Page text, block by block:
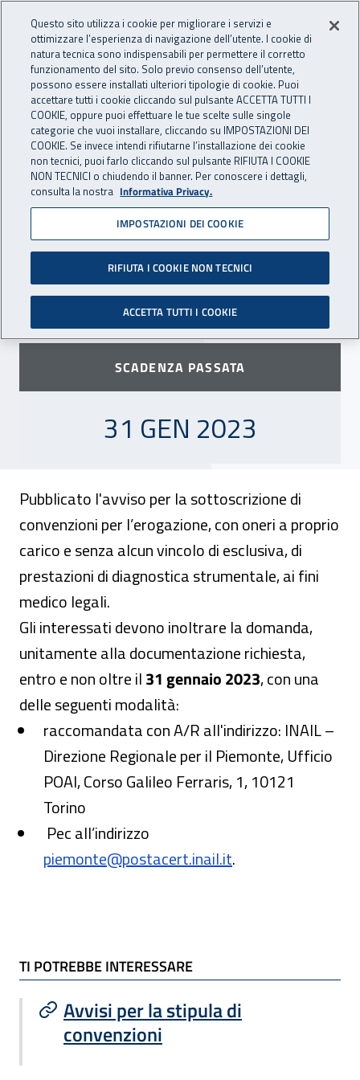
INAIL - Istituto Nazionale
Apri cerca
Navigazione principale
Navigazione - Ti trovi in:
Home Inail comunica Scadenze Scadenza
Dr Piemonte: pubblicato
l'avviso per la stipula di
convenzioni
Scade il 31 gennaio 2023 il termine per la
presentazione delle domande.
SCADENZA PASSATA
31 GENNAIO 2023
31 GEN 2023
Pubblicato l'avviso per la sottoscrizione di
convenzioni per l’erogazione, con oneri a proprio
carico e senza alcun vincolo di esclusiva, di
prestazioni di diagnostica strumentale, ai fini
medico legali.
Gli interessati devono inoltrare la domanda,
unitamente alla documentazione richiesta,
entro e non oltre il31 gennaio 2023, con una
delle seguenti modalità:
raccomandata con A/R all'indirizzo: INAIL –
Direzione Regionale per il Piemonte, Ufficio
POAI, Corso Galileo Ferraris, 1, 10121
Torino
Pec all’indirizzo
piemonte@postacert.inail.it.
TI POTREBBE INTERESSARE
TI POTREBBE INTERESSARE
Avvisi per la stipula di
convenzioni
Questo sito utilizza i cookie per migliorare i servizi e
ottimizzare l’esperienza di navigazione dell’utente. I cookie di
natura tecnica sono indispensabili per permettere il corretto
funzionamento del sito. Solo previo consenso dell’utente,
possono essere installati ulteriori tipologie di cookie. Puoi
accettare tutti i cookie cliccando sul pulsante ACCETTA TUTTI I
COOKIE, oppure puoi effettuare le tue scelte sulle singole
categorie che vuoi installare, cliccando su IMPOSTAZIONI DEI
COOKIE. Se invece intendi rifiutarne l’installazione dei cookie
non tecnici, puoi farlo cliccando sul pulsante RIFIUTA I COOKIE
NON TECNICI o chiudendo il banner. Per conoscere i dettagli,
consulta la nostra Informativa Privacy.
IMPOSTAZIONI DEI COOKIE
RIFIUTA I COOKIE NON TECNICI
ACCETTA TUTTI I COOKIE